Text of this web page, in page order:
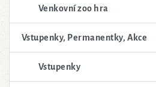
Venkovní zoo hra
Vstupenky, Permanentky, Akce
Vstupenky